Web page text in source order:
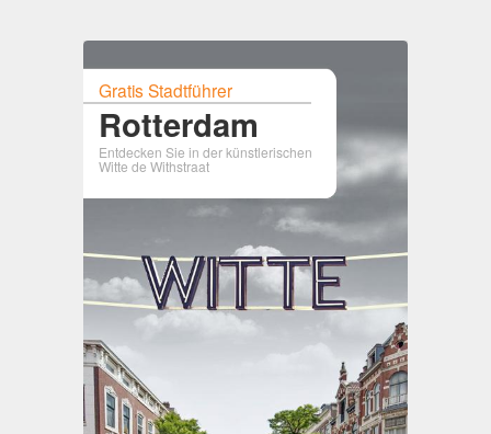
Gratis Stadtführer
Rotterdam
Entdecken Sie in der künstlerischen
Witte de Withstraat